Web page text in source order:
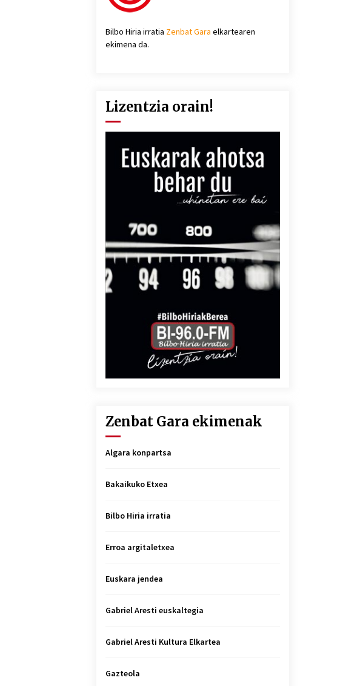
Bilbo Hiria irratia Zenbat Gara elkartearen
ekimena da.
Lizentzia orain!
Zenbat Gara ekimenak
Algara konpartsa
Bakaikuko Etxea
Bilbo Hiria irratia
Erroa argitaletxea
Euskara jendea
Gabriel Aresti euskaltegia
Gabriel Aresti Kultura Elkartea
Gazteola